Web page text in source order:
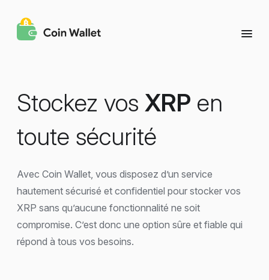
Stockez vos XRP en
toute sécurité
Avec Coin Wallet, vous disposez d’un service
hautement sécurisé et confidentiel pour stocker vos
XRP sans qu’aucune fonctionnalité ne soit
compromise. C’est donc une option sûre et fiable qui
répond à tous vos besoins.